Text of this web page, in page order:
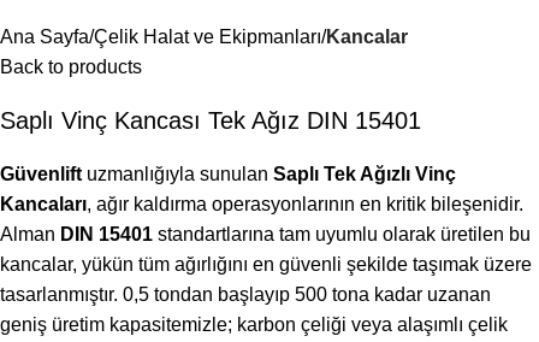
Ana Sayfa Çelik Halat ve Ekipmanları Kancalar
Back to products
Saplı Vinç Kancası Tek Ağız DIN 15401
Güvenlift uzmanlığıyla sunulan Saplı Tek Ağızlı Vinç
Kancaları, ağır kaldırma operasyonlarının en kritik bileşenidir.
Alman DIN 15401 standartlarına tam uyumlu olarak üretilen bu
kancalar, yükün tüm ağırlığını en güvenli şekilde taşımak üzere
tasarlanmıştır. 0,5 tondan başlayıp 500 tona kadar uzanan
geniş üretim kapasitemizle; karbon çeliği veya alaşımlı çelik